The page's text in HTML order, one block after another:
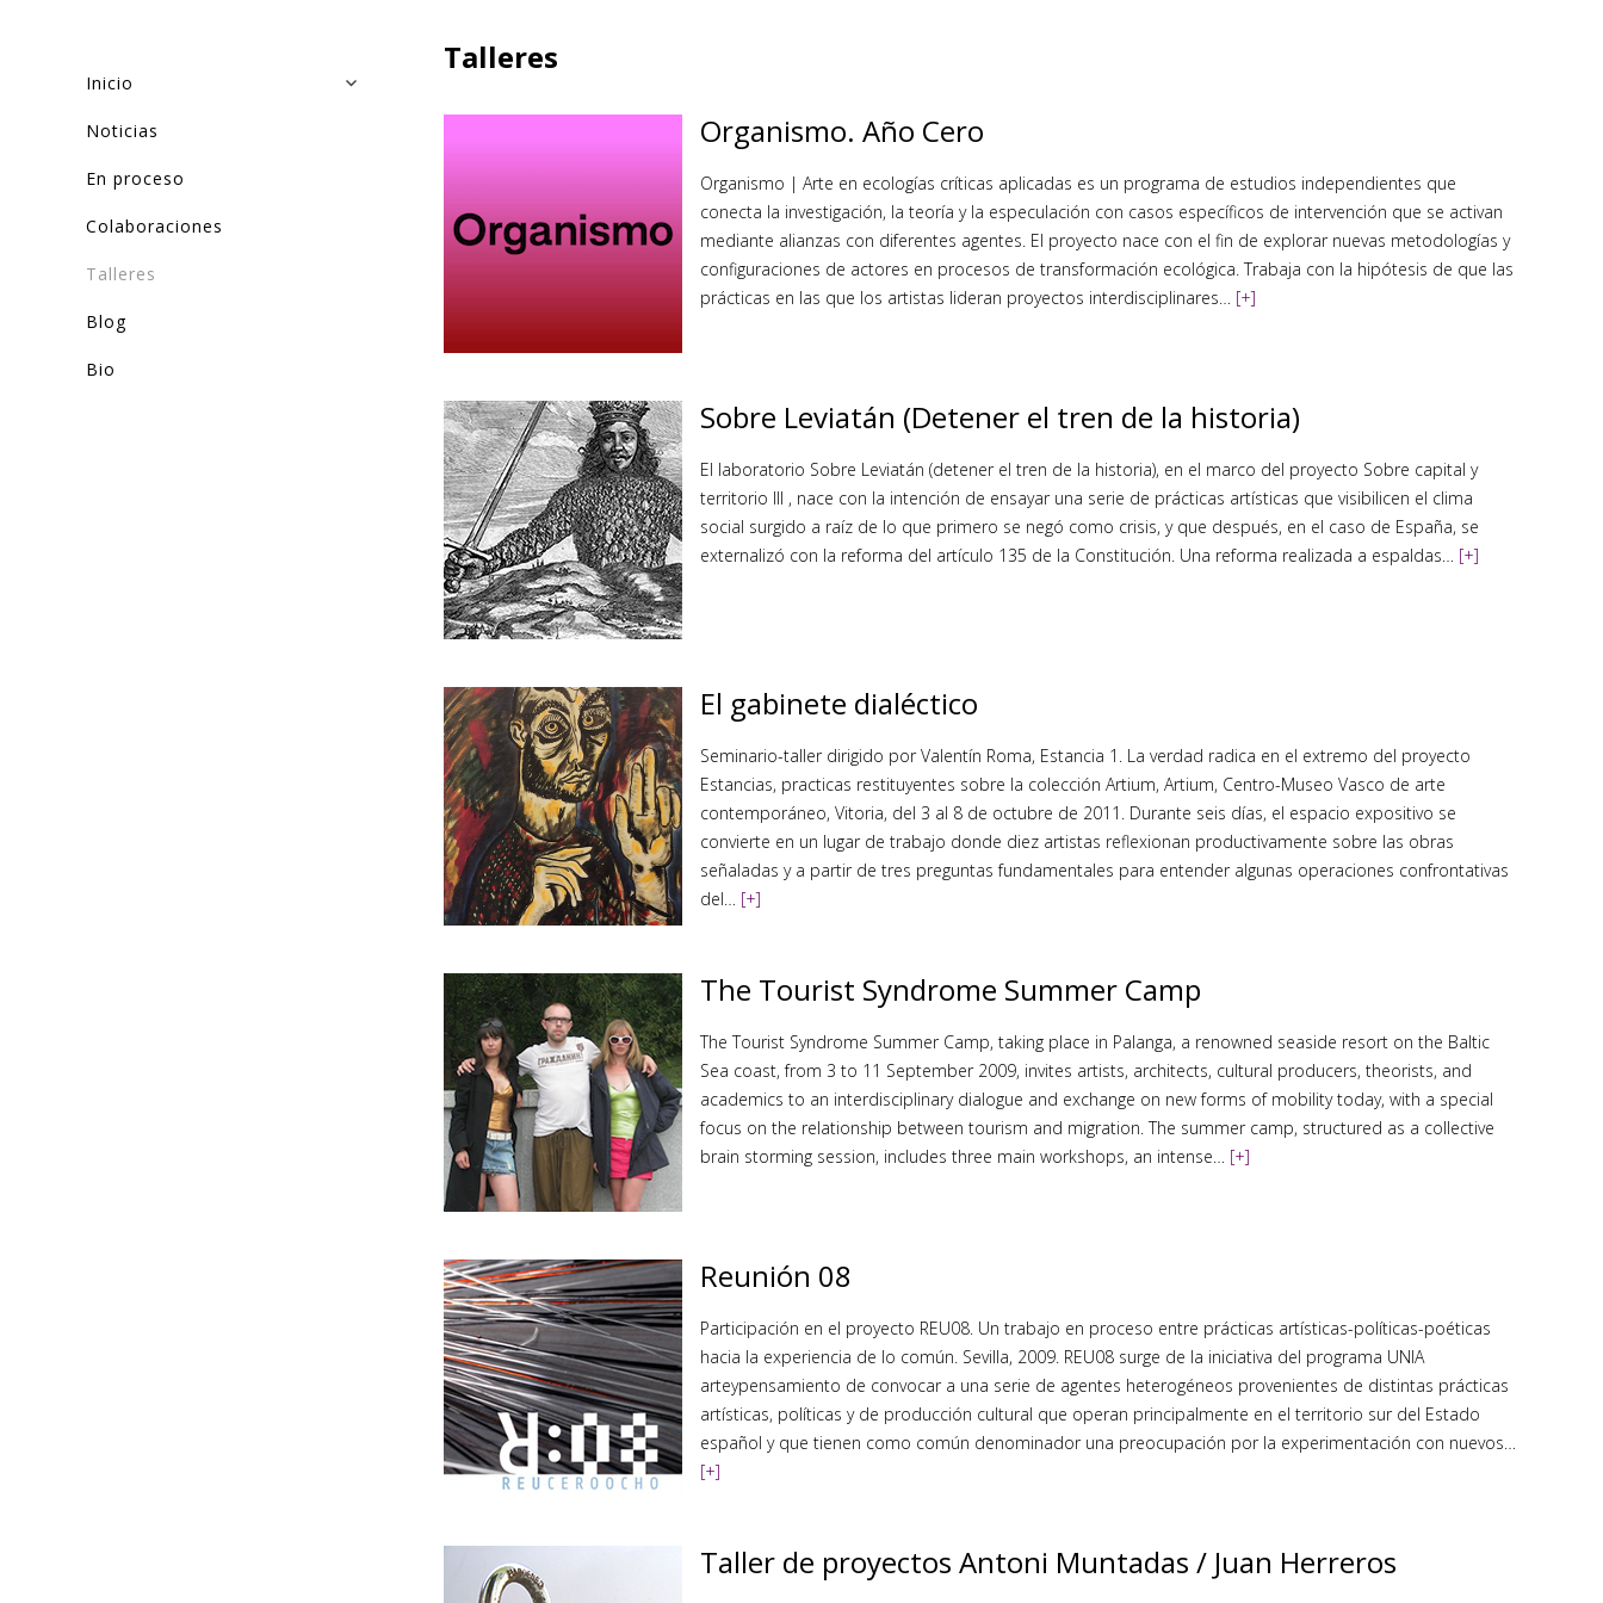
Inicio
Noticias
En proceso
Colaboraciones
Talleres
Blog
Bio
Talleres
Organismo. Año Cero
Organismo | Arte en ecologías críticas aplicadas es un programa de estudios independientes que
conecta la investigación, la teoría y la especulación con casos específicos de intervención que se activan
mediante alianzas con diferentes agentes. El proyecto nace con el fin de explorar nuevas metodologías y
configuraciones de actores en procesos de transformación ecológica. Trabaja con la hipótesis de que las
prácticas en las que los artistas lideran proyectos interdisciplinares… [+]
Sobre Leviatán (Detener el tren de la historia)
El laboratorio Sobre Leviatán (detener el tren de la historia), en el marco del proyecto Sobre capital y
territorio III , nace con la intención de ensayar una serie de prácticas artísticas que visibilicen el clima
social surgido a raíz de lo que primero se negó como crisis, y que después, en el caso de España, se
externalizó con la reforma del artículo 135 de la Constitución. Una reforma realizada a espaldas… [+]
El gabinete dialéctico
Seminario-taller dirigido por Valentín Roma, Estancia 1. La verdad radica en el extremo del proyecto
Estancias, practicas restituyentes sobre la colección Artium, Artium, Centro-Museo Vasco de arte
contemporáneo, Vitoria, del 3 al 8 de octubre de 2011. Durante seis días, el espacio expositivo se
convierte en un lugar de trabajo donde diez artistas reflexionan productivamente sobre las obras
señaladas y a partir de tres preguntas fundamentales para entender algunas operaciones confrontativas
del… [+]
The Tourist Syndrome Summer Camp
The Tourist Syndrome Summer Camp, taking place in Palanga, a renowned seaside resort on the Baltic
Sea coast, from 3 to 11 September 2009, invites artists, architects, cultural producers, theorists, and
academics to an interdisciplinary dialogue and exchange on new forms of mobility today, with a special
focus on the relationship between tourism and migration. The summer camp, structured as a collective
brain storming session, includes three main workshops, an intense… [+]
Reunión 08
Participación en el proyecto REU08. Un trabajo en proceso entre prácticas artísticas-políticas-poéticas
hacia la experiencia de lo común. Sevilla, 2009. REU08 surge de la iniciativa del programa UNIA
arteypensamiento de convocar a una serie de agentes heterogéneos provenientes de distintas prácticas
artísticas, políticas y de producción cultural que operan principalmente en el territorio sur del Estado
español y que tienen como común denominador una preocupación por la experimentación con nuevos…
[+]
Taller de proyectos Antoni Muntadas / Juan Herreros